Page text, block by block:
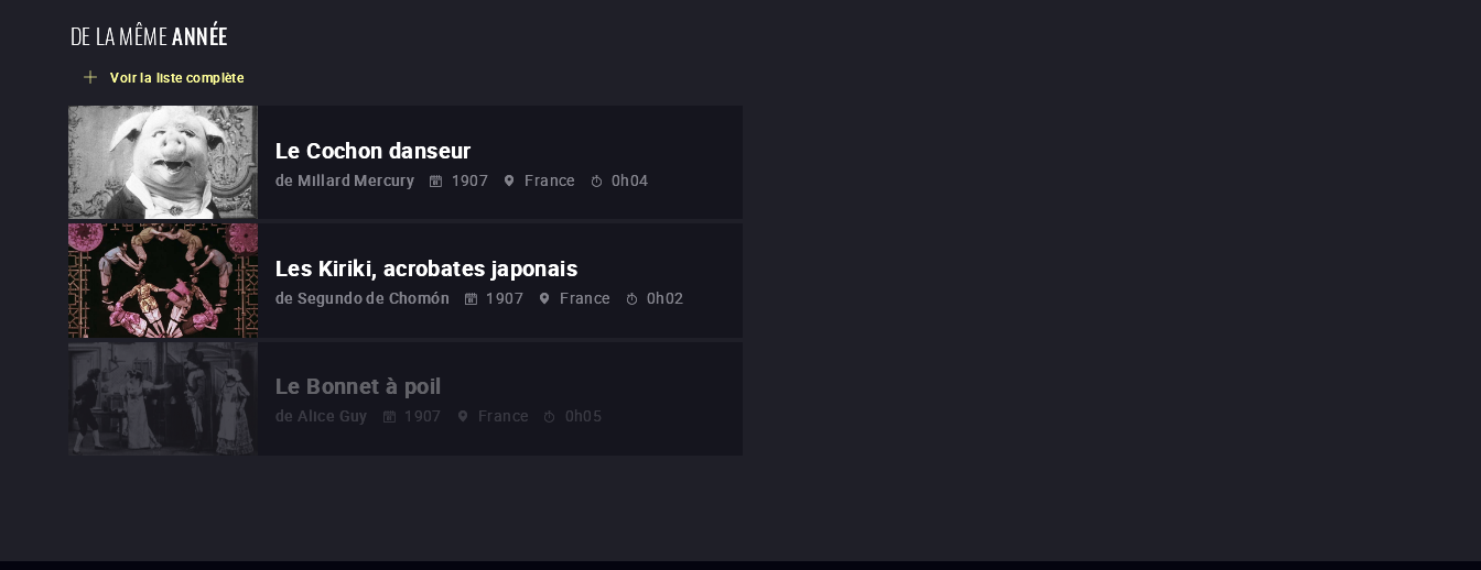
DE LA MÊMEANNÉE
Voir la liste complète
Le Cochon danseur
de Millard Mercury 1907 France 0h04
Les Kiriki, acrobates japonais
de Segundo de Chomón 1907 France 0h02
Le Bonnet à poil
de Alice Guy 1907 France 0h05